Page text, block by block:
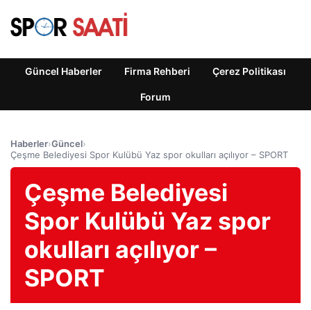
Güncel Haberler Firma Rehberi Çerez Politikası
Forum
Haberler›Güncel›
Çeşme Belediyesi Spor Kulübü Yaz spor okulları açılıyor – SPORT
Çeşme Belediyesi
Spor Kulübü Yaz spor
okulları açılıyor –
SPORT